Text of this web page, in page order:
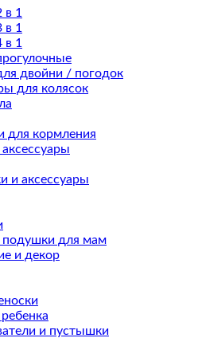
в 1
в 1
в 1
двойни / погодок
для колясок
для кормления
и аксессуары
подушки для мам
и декор
и пустышки